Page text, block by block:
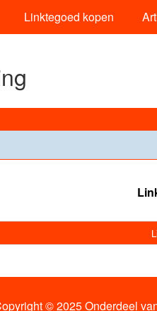
Linktegoed kopen
© 2025 Onderdeel